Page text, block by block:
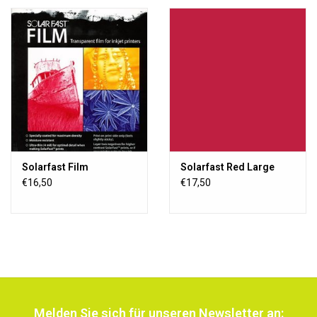
Solarfast Film
€16,50
Solarfast Red Large
€17,50
Melden Sie sich für unseren Newsletter an: